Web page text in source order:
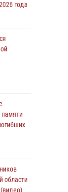
в
года
области